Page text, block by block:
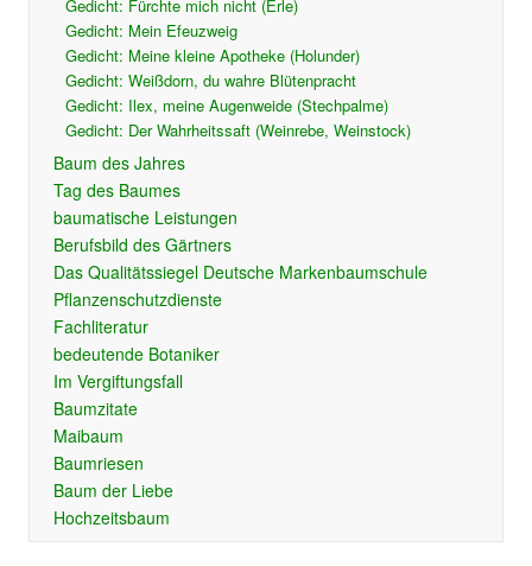
Gedicht: Fürchte mich nicht (Erle)
Gedicht: Mein Efeuzweig
Gedicht: Meine kleine Apotheke (Holunder)
Gedicht: Weißdorn, du wahre Blütenpracht
Gedicht: Ilex, meine Augenweide (Stechpalme)
Gedicht: Der Wahrheitssaft (Weinrebe, Weinstock)
Baum des Jahres
Tag des Baumes
baumatische Leistungen
Berufsbild des Gärtners
Das Qualitätssiegel Deutsche Markenbaumschule
Pflanzenschutzdienste
Fachliteratur
bedeutende Botaniker
Im Vergiftungsfall
Baumzitate
Maibaum
Baumriesen
Baum der Liebe
Hochzeitsbaum